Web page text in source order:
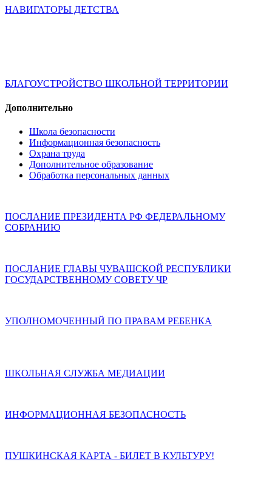
НАВИГАТОРЫ ДЕТСТВА
БЛАГОУСТРОЙСТВО ШКОЛЬНОЙ ТЕРРИТОРИИ
Дополнительно
Школа безопасности
Информационная безопасность
Охрана труда
Дополнительное образование
Обработка персональных данных
ПОСЛАНИЕ ПРЕЗИДЕНТА РФ ФЕДЕРАЛЬНОМУ
СОБРАНИЮ
ПОСЛАНИЕ ГЛАВЫ ЧУВАШСКОЙ РЕСПУБЛИКИ
ГОСУДАРСТВЕННОМУ СОВЕТУ ЧР
УПОЛНОМОЧЕННЫЙ ПО ПРАВАМ РЕБЕНКА
ШКОЛЬНАЯ СЛУЖБА МЕДИАЦИИ
ИНФОРМАЦИОННАЯ БЕЗОПАСНОСТЬ
ПУШКИНСКАЯ КАРТА - БИЛЕТ В КУЛЬТУРУ!